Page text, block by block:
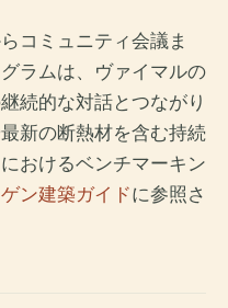
コミュニティ会議ま
ラムは、ヴァイマルの
続的な対話とつながり
新の断熱材を含む持続
おけるベンチマーキン
ン建築ガイドに参照さ